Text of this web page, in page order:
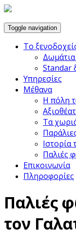
Toggle navigation
Το
Standar
Υπηρεσίες
Μέθανα
Η πόλη
Τα
Παλιές
Επικοινωνία
Πληροφορίες
Παλιές
τον